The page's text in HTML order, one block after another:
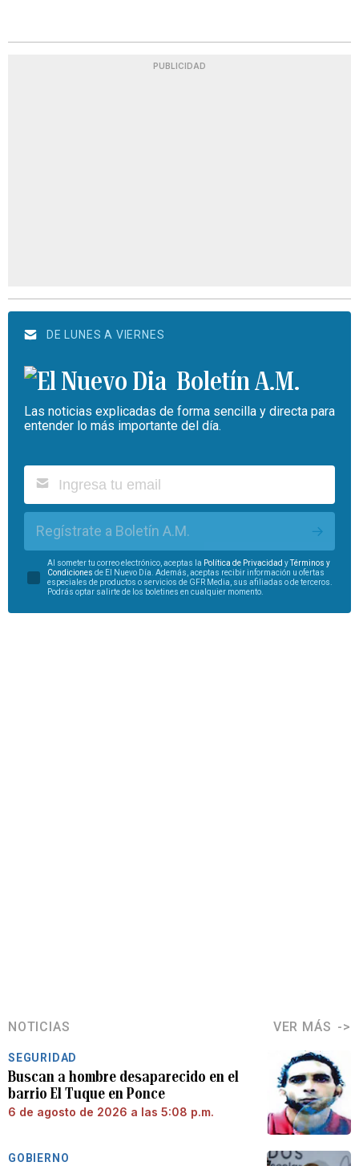
PUBLICIDAD
DE LUNES A VIERNES
Boletín A.M.
Las noticias explicadas de forma sencilla y directa para
entender lo más importante del día.
Regístrate a Boletín A.M.
Al someter tu correo electrónico, aceptas la Política de Privacidad yTérminos y
Condiciones de El Nuevo Día. Además, aceptas recibir información u ofertas
especiales de productos o servicios de GFR Media, sus afiliadas o de terceros.
Podrás optar salirte de los boletines en cualquier momento.
NOTICIAS VER MÁS
SEGURIDAD
Buscan a hombre desaparecido en el
barrio El Tuque en Ponce
6 de agosto de 2026 a las 5:08 p.m.
GOBIERNO